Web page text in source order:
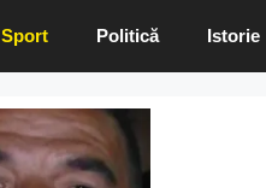
Sport Politică Istorie